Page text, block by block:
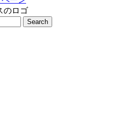
Search